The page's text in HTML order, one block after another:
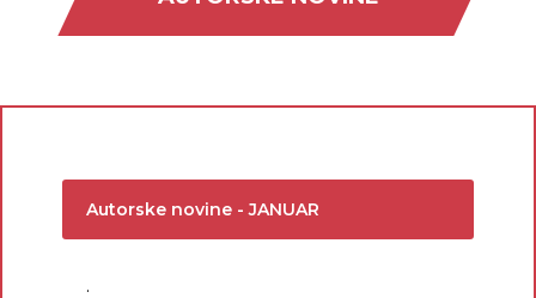
Autorske novine - JANUAR
.